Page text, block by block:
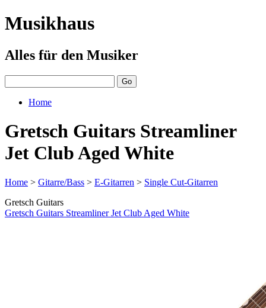
Musikhaus
Alles für den Musiker
Home
Gretsch Guitars Streamliner
Jet Club Aged White
Home > Gitarre/Bass > E-Gitarren > Single Cut-Gitarren
Gretsch Guitars
Gretsch Guitars Streamliner Jet Club Aged White